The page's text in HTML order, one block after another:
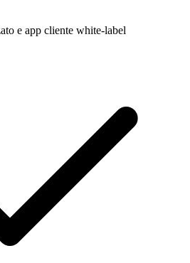
e app cliente white-label